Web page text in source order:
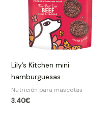
Lily’s Kitchen mini
hamburguesas
Nutrición para mascotas
3.40€